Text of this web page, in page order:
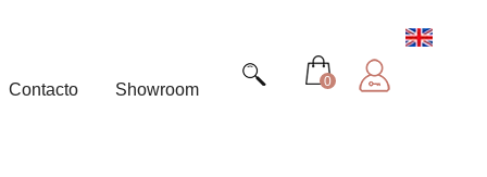
Contacto Showroom 0